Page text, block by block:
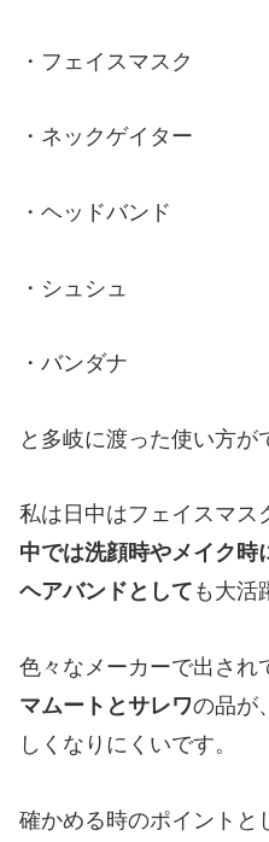
・フェイスマスク
・ネックゲイター
・ヘッドバンド
・シュシュ
・バンダナ
と多岐に渡った使い方が
私は日中はフェイスマス
中では洗顔時やメイク時
ヘアバンドとして も大活
色々なメーカーで出され
マムートとサレワの品が
しくなりにくいです。
確かめる時のポイントと